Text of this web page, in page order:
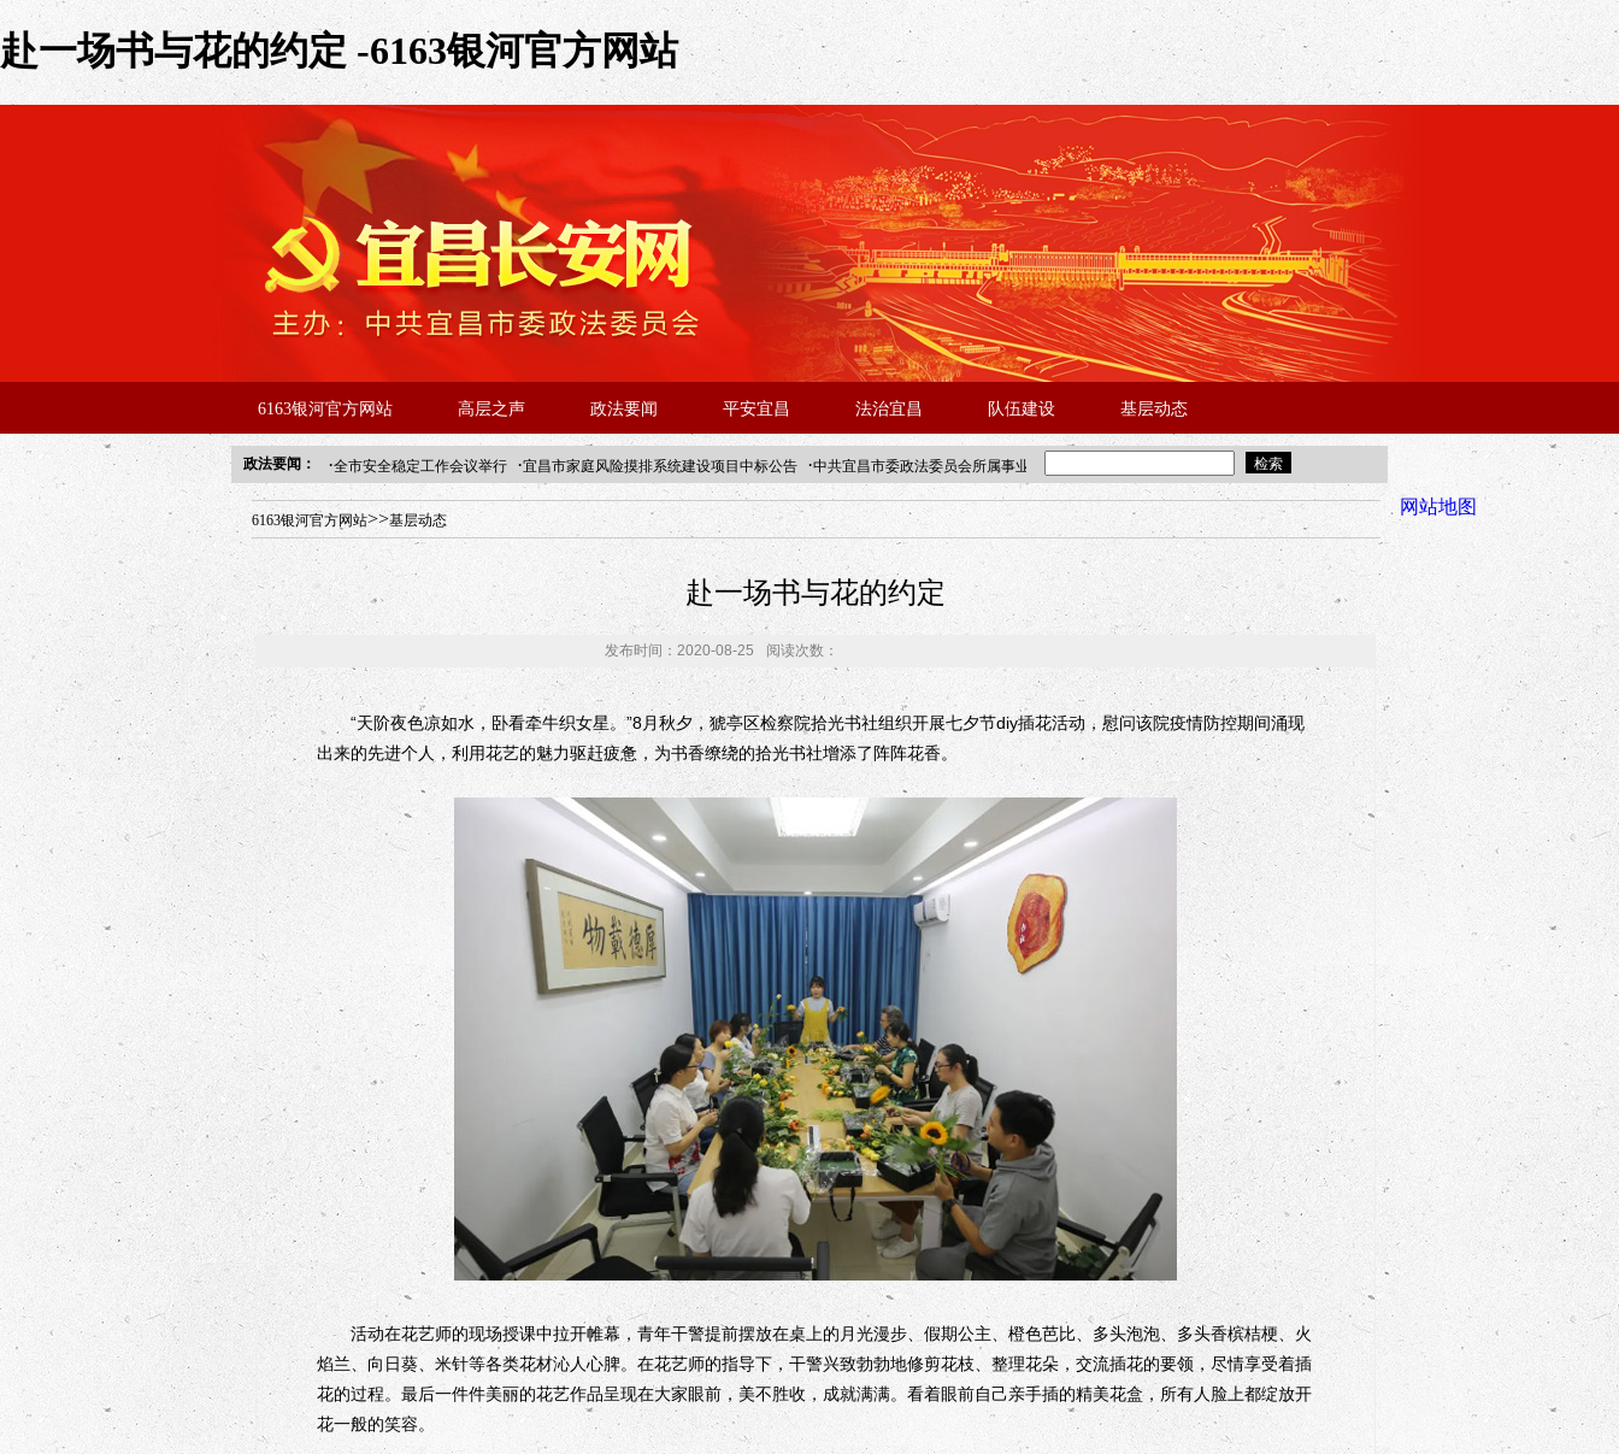
赴一场书与花的约定 -6163银河官方网站
6163银河官方网站 高层之声 政法要闻 平安宜昌 法治宜昌 队伍建设 基层动态
政法要闻： ·全市安全稳定工作会议举行 ·宜昌市家庭风险摸排系统建设项目中标公告 ·中共宜昌市委政法委员会所属事业单位2025年“招才兴业”事业单位人才引进·北京站面试成绩公告
年“招才兴业”事业单位人才引进·北京站人民大学入校工作提醒
全市安全
6163银河官方网站>>基层动态
赴一场书与花的约定
发布时间：2020-08-25 阅读次数：
“天阶夜色凉如水，卧看牵牛织女星。”8月秋夕，猇亭区检察院拾光书社组织开展七夕节diy插花活动，慰问该院疫情防控期间涌现
出来的先进个人，利用花艺的魅力驱赶疲惫，为书香缭绕的拾光书社增添了阵阵花香。
活动在花艺师的现场授课中拉开帷幕，青年干警提前摆放在桌上的月光漫步、假期公主、橙色芭比、多头泡泡、多头香槟桔梗、火
焰兰、向日葵、米针等各类花材沁人心脾。在花艺师的指导下，干警兴致勃勃地修剪花枝、整理花朵，交流插花的要领，尽情享受着插
花的过程。最后一件件美丽的花艺作品呈现在大家眼前，美不胜收，成就满满。看着眼前自己亲手插的精美花盒，所有人脸上都绽放开
花一般的笑容。
网站地图